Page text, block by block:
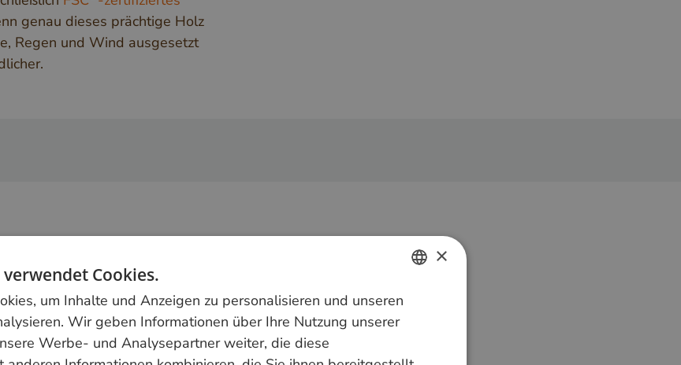
genau dieses prächtige Holz
Regen und Wind ausgesetzt
DUTCH
GERMAN
×
Cookies.
um Inhalte und Anzeigen zu personalisieren und unseren
Wir geben Informationen über Ihre Nutzung unserer
Werbe- und Analysepartner weiter, die diese